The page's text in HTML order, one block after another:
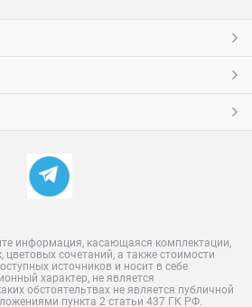
информация, касающаяся комплектации,
цветовых сочетаний, а также стоимости
источников и носит в себе
характер, не является
обстоятельтвах не является публичной
пункта 2 статьи 437 ГК РФ.